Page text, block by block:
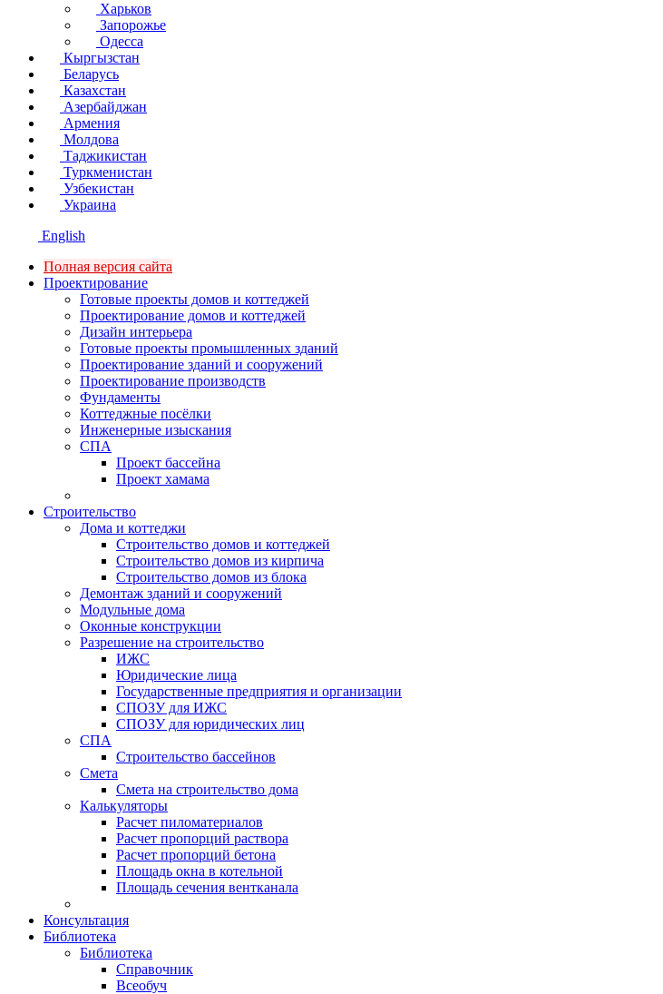
Харьков
Запорожье
Одесса
Кыргызстан
Беларусь
Казахстан
Азербайджан
Армения
Молдова
Таджикистан
Туркменистан
Узбекистан
Украина
English
Полная версия сайта
Проектирование
Готовые проекты домов и коттеджей
Проектирование домов и коттеджей
Дизайн интерьера
Готовые проекты промышленных зданий
Проектирование зданий и сооружений
Проектирование производств
Фундаменты
Коттеджные посёлки
Инженерные изыскания
СПА
Проект бассейна
Проект хамама
Строительство
Дома и коттеджи
Строительство домов и коттеджей
Строительство домов из кирпича
Строительство домов из блока
Демонтаж зданий и сооружений
Модульные дома
Оконные конструкции
Разрешение на строительство
ИЖС
Юридические лица
Государственные предприятия и организации
СПОЗУ для ИЖС
СПОЗУ для юридических лиц
СПА
Строительство бассейнов
Смета
Смета на строительство дома
Калькуляторы
Расчет пиломатериалов
Расчет пропорций раствора
Расчет пропорций бетона
Площадь окна в котельной
Площадь сечения вентканала
Консультация
Библиотека
Библиотека
Справочник
Всеобуч